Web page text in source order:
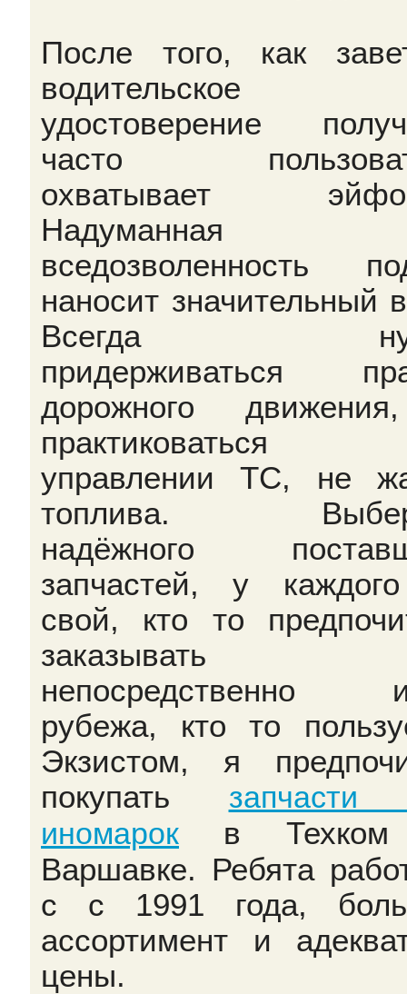
После того, как
водительское
удостоверение
часто
охватывает
Надуманная
вседозволенность
наносит значительный
Всегда
придерживаться
дорожного
управлении ТС, не
топлива.
надёжного
запчастей, у
свой, кто то
заказывать
непосредственно
рубежа, кто то
Экзистом, я
покупать запчасти
иномарок в
Варшавке. Ребята
с с 1991 года,
ассортимент и
цены.